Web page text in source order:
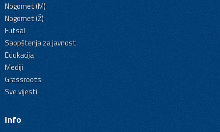
Nogomet (M)
Nogomet (Ž)
Futsal
Saopštenja za javnost
Edukacija
Mediji
Grassroots
Sve vijesti
Info